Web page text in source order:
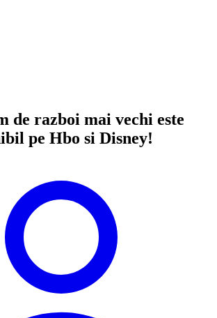
de razboi mai vechi este
pe Hbo si Disney!